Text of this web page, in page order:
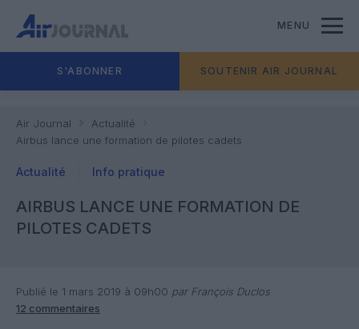
MENU
S'ABONNER SOUTENIR AIR JOURNAL
Air Journal
Actualité
Airbus lance une formation de pilotes cadets
Actualité Info pratique
AIRBUS LANCE UNE FORMATION DE
PILOTES CADETS
Publié le 1 mars 2019 à 09h00 par François Duclos
12 commentaires